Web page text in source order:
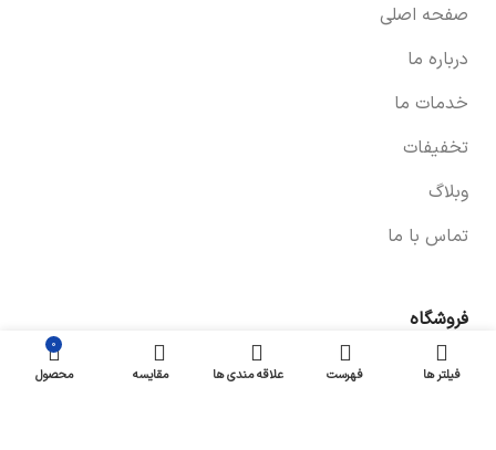
صفحه اصلی
درباره ما
خدمات ما
تخفیفات
وبلاگ
تماس با ما
فروشگاه
صفحه فروشگاه
فیلتر ها فهرست علاقه مندی ها مقایسه
0
محصول